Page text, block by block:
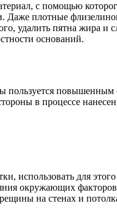
с помощью
Даже плотные
удалить пятна жира и
оснований.
повышенным
в процессе
для
окружающих
на стенах и